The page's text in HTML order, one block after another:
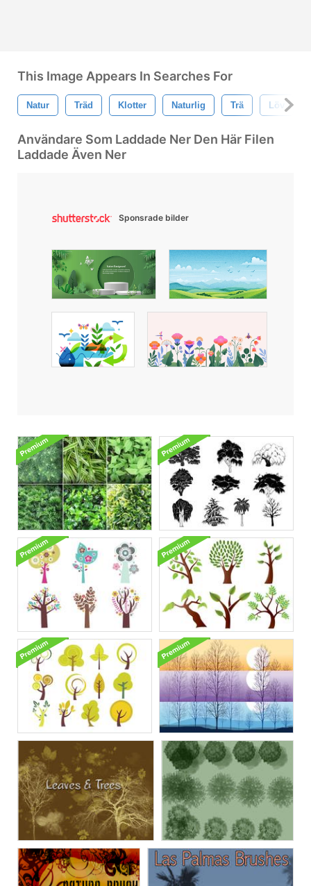
This Image Appears In Searches For
Natur Träd Klotter Naturlig Trä Löv
Användare Som Laddade Ner Den Här Filen
Laddade Även Ner
Sponsrade bilder